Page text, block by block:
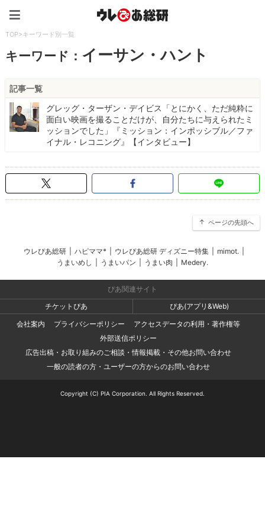
TOP>キーワード別一覧
キーワード： イーサン・ハント
記事一覧
グレッグ・ターザン・デイビス「とにかく、ただ純粋に
面白い映画を撮ることだけが、自分たちに与えられたミ
ッションでした」『ミッション：インポッシブル／ファ
イナル・レコニング』【インタビュー】
ページの先頭へ
ウレぴあ総研 ハピママ* ウレぴあ総研 ディズニー特集 mimot.
うまいめし
うまいパン うまい肉 Medery.
ぴあ関連サイト
チケットぴあ
ぴあ(アプリ&Web)
会社案内
プライバシーポリシー
アクセスデータの利用・著作権等
外部送信ポリシー
広告出稿・お取り組みのご相談・情報掲載・その他お問い合わせ
一般の読者の方・ユーザーの方からのお問い合わせ
Copyright (C) PIA Corporation. All Rights Reserved.